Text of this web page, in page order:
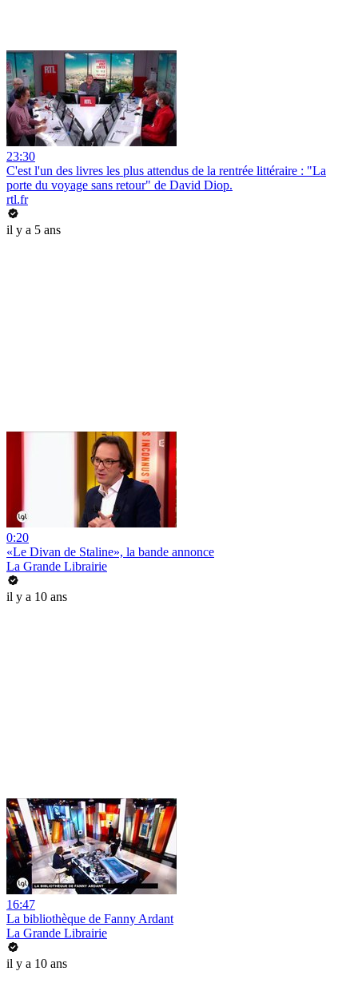
23:30
C'est l'un des livres les plus attendus de la rentrée littéraire : "La
porte du voyage sans retour" de David Diop.
rtl.fr
il y a 5 ans
0:20
«Le Divan de Staline», la bande annonce
La Grande Librairie
il y a 10 ans
16:47
La bibliothèque de Fanny Ardant
La Grande Librairie
il y a 10 ans